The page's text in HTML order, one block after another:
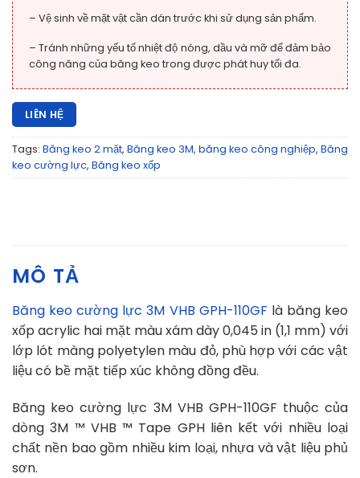
– Vệ sinh về mặt vật cần dán trước khi sử dụng sản phẩm.
– Tránh những yếu tố nhiệt độ nóng, dầu và mỡ để đảm bảo
công năng của băng keo trong được phát huy tối đa.
LIÊN HỆ
Tags: Băng keo 2 mặt, Băng keo 3M, băng keo công nghiệp, Băng
keo cường lực, Băng keo xốp
MÔ TẢ
Băng keo cường lực 3M VHB GPH-110GF là băng keo
xốp acrylic hai mặt màu xám dày 0,045 in (1,1 mm) với
lớp lót màng polyetylen màu đỏ, phù hợp với các vật
liệu có bề mặt tiếp xúc không đồng đều.
Băng keo cường lực 3M VHB GPH-110GF thuộc của
dòng 3M ™ VHB ™ Tape GPH liên kết với nhiều loại
chất nền bao gồm nhiều kim loại, nhựa và vật liệu phủ
sơn.